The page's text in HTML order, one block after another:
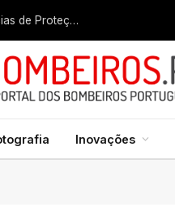
Liga dos Bombeiros quer fazer nascer licenciatura em Ciências de Proteção Civil e Bombeiros
Inovações